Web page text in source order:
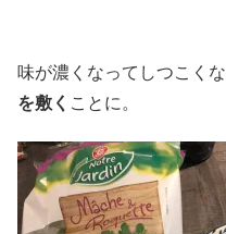
味が濃くなってしつこくな
を敷く ことに。